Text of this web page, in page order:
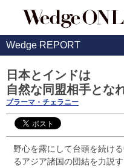
Wedge REPORT
日本とインドは
自然な同盟相手とな
ブラーマ・チェラニー
野心を露にして台頭を続け
るアジア諸国の団結を力説